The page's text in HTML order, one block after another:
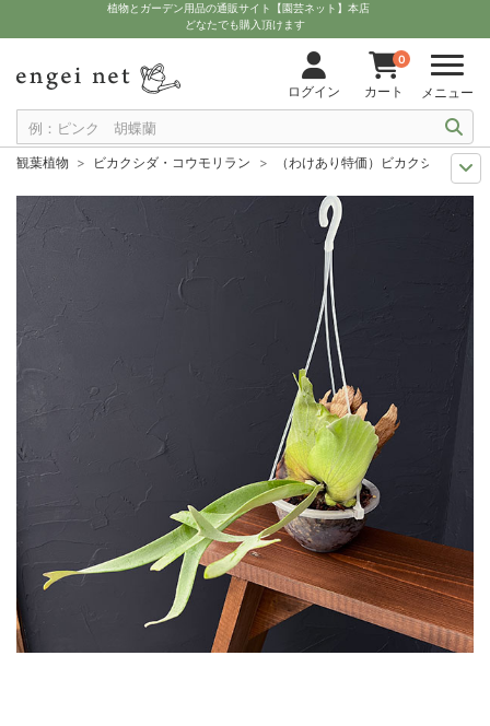
植物とガーデン用品の通販サイト【園芸ネット】本店
どなたでも購入頂けます
ログイン
0
カート メニュー
観葉植物 ビカクシダ・コウモリラン
（わけあり特価）ビカクシダ（コ
観葉植物特集
吊り下げて楽しむ観葉植物
（わけあり特価）ビカクシダ
セール
わけあり特価 （わけあり特価）ビカクシダ（コウモリラン）：